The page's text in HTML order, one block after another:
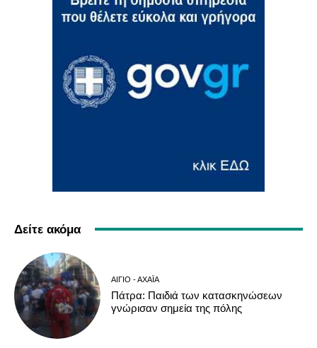
Δείτε ακόμα
ΑΊΓΙΟ - ΑΧΑΪ́Α
Πάτρα: Παιδιά των κατασκηνώσεων
γνώρισαν σημεία της πόλης